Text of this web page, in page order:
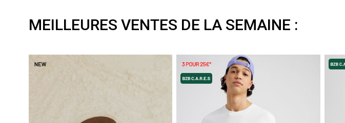
MEILLEURES VENTES DE LA SEMAINE :